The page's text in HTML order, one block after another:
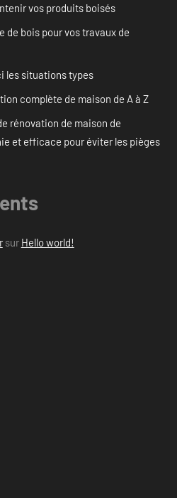
vos produits boisés
de bois pour vos travaux de
les situations types
complète de maison de A à Z
rénovation de maison de
et efficace pour éviter les pièges
sur Hello world!